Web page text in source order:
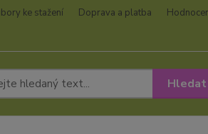
ke stažení Doprava a platba
Hledat